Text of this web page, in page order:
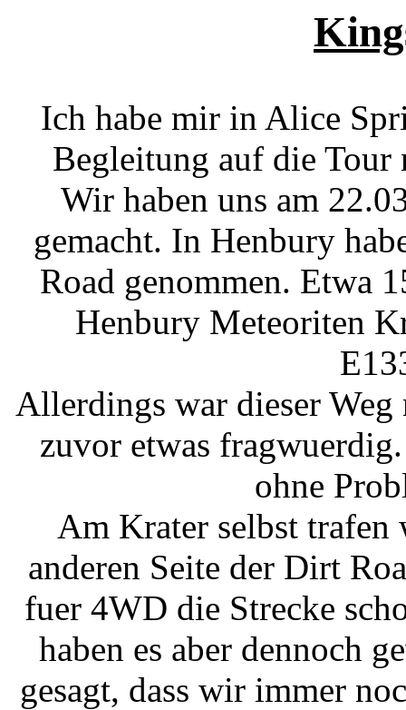
Ich habe mir in Alice
Begleitung auf die Tour
Wir haben uns am
gemacht. In Henbury
Road genommen. Etwa
Henbury Meteoriten
Allerdings war dieser Weg
zuvor etwas
ohne
Am Krater selbst trafen
anderen Seite der Dirt
fuer 4WD die Strecke
haben es aber dennoch
gesagt, dass wir immer